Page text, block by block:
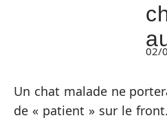
02/
Un chat malade ne
de « patient » sur le